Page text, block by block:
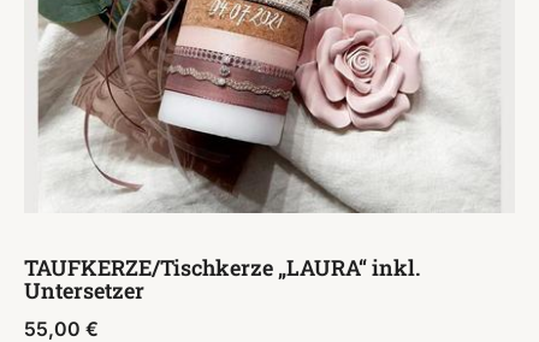
TAUFKERZE/Tischkerze „LAURA“ inkl.
Untersetzer
55,00 €